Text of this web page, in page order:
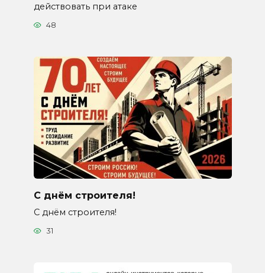
действовать при атаке
48
С днём строителя!
С днём строителя!
31